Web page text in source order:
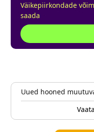
Väikepiirkondade
saada
Uued hooned